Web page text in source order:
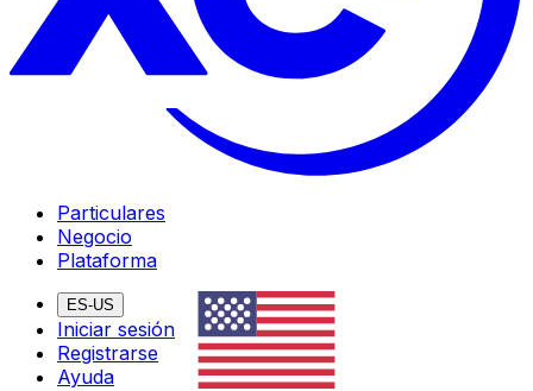
Particulares
Negocio
Plataforma
ES-US
Iniciar sesión
Registrarse
Ayuda